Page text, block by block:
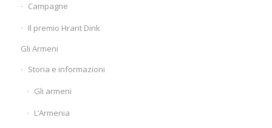
Campagne
Il premio Hrant Dink
Gli Armeni
Storia e informazioni
Gli armeni
L’Armenia